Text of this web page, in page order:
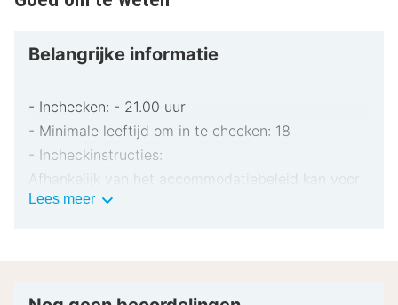
Belangrijke informatie
- Inchecken: - 21.00 uur
- Minimale leeftijd om in te checken: 18
- Incheckinstructies:
Afhankelijk van het accommodatiebeleid kan voor
extra personen een toeslag in rekening worden
pinpas of borgsom in contanten te verstrekken
Lees meerBelangrijke